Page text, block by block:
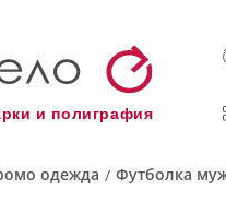
и полиграфия
одежда / Футболка